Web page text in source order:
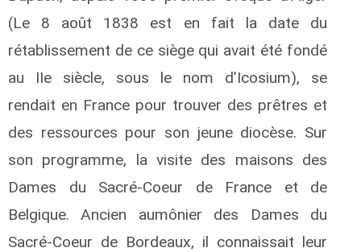
(Le 8 août 1838 est en fait la date du
rétablissement de ce siège qui avait été fondé
au IIe siècle, sous le nom d’Icosium), se
rendait en France pour trouver des prêtres et
des ressources pour son jeune diocèse. Sur
son programme, la visite des maisons des
Dames du Sacré-Coeur de France et de
Belgique. Ancien aumônier des Dames du
Sacré-Coeur de Bordeaux, il connaissait leur